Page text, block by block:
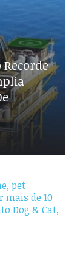
pet
mais de 10
Dog & Cat,